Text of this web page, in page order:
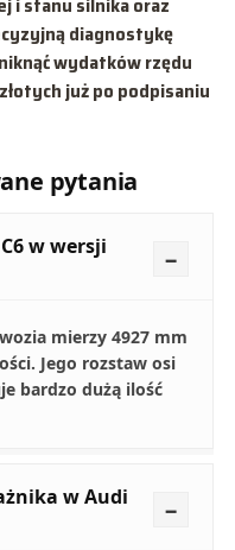
diagnostykę
wydatków rzędu
już po podpisaniu
pytania
w wersji
mierzy 4927 mm
Jego rozstaw osi
bardzo dużą ilość
w Audi